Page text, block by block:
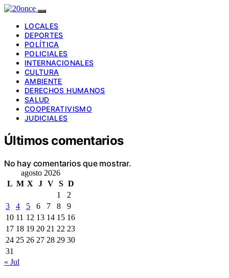
LOCALES
DEPORTES
POLÍTICA
POLICIALES
INTERNACIONALES
CULTURA
AMBIENTE
DERECHOS HUMANOS
SALUD
COOPERATIVISMO
JUDICIALES
Últimos comentarios
No hay comentarios que mostrar.
agosto 2026
L M X J V S D
1
2
3
4 5 6 7 8
9
10 11 12 13 14 15 16
17 18 19 20 21 22 23
24 25 26 27 28 29 30
31
« Jul